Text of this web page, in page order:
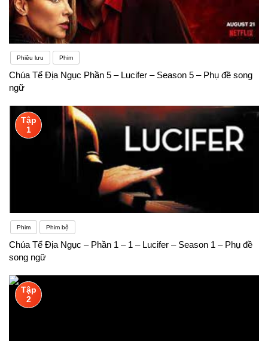
Phiêu lưu Phim
Chúa Tể Địa Ngục Phần 5 – Lucifer – Season 5 – Phụ đề song
ngữ
Tập
1
Phim Phim bộ
Chúa Tể Địa Ngục – Phần 1 – 1 – Lucifer – Season 1 – Phụ đề
song ngữ
Tập
2